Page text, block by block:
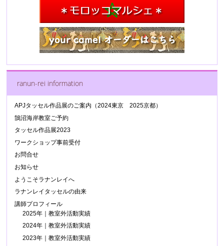
ranun-rei information
APJタッセル作品展のご案内（2024東京 2025京都）
鵠沼海岸教室ご予約
タッセル作品展2023
ワークショップ事前受付
お問合せ
お知らせ
ようこそラナンレイへ
ラナンレイタッセルの由来
講師プロフィール
2025年｜教室外活動実績
2024年｜教室外活動実績
2023年｜教室外活動実績